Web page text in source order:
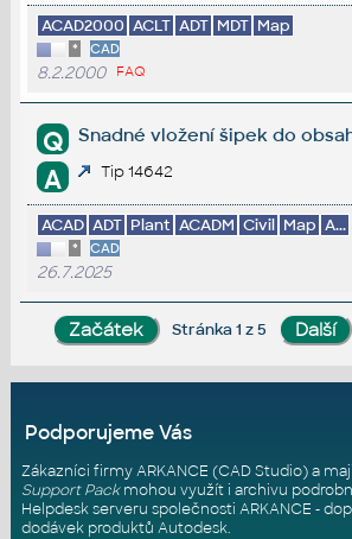
ACAD2000 ACLT ADT MDT Map
* CAD
8.2.2000 FAQ
Q Snadné vložení šipek do
A Tip 14642
ACAD ADT Plant ACADM Civil Map A...
* CAD
26.7.2025
Stránka 1 z 5
Podporujeme Vás
Zákazníci firmy ARKANCE (CAD Studio) a
Support Packmohou využít i archivu
Helpdesk serveru společnosti ARKANCE -
dodávek produktů Autodesk.